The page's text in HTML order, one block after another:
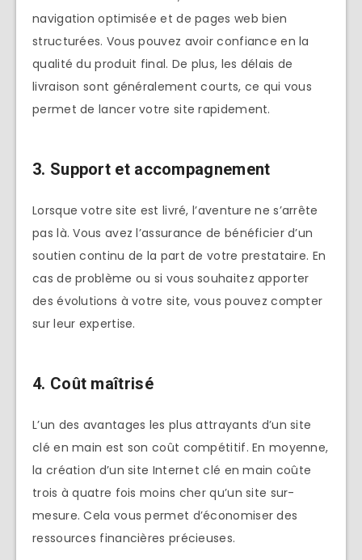
navigation optimisée et de pages web bien
structurées. Vous pouvez avoir confiance en la
qualité du produit final. De plus, les délais de
livraison sont généralement courts, ce qui vous
permet de lancer votre site rapidement.
3. Support et accompagnement
Lorsque votre site est livré, l’aventure ne s’arrête
pas là. Vous avez l’assurance de bénéficier d’un
soutien continu de la part de votre prestataire. En
cas de problème ou si vous souhaitez apporter
des évolutions à votre site, vous pouvez compter
sur leur expertise.
4. Coût maîtrisé
L’un des avantages les plus attrayants d’un site
clé en main est son coût compétitif. En moyenne,
la création d’un site Internet clé en main coûte
trois à quatre fois moins cher qu’un site sur-
mesure. Cela vous permet d’économiser des
ressources financières précieuses.